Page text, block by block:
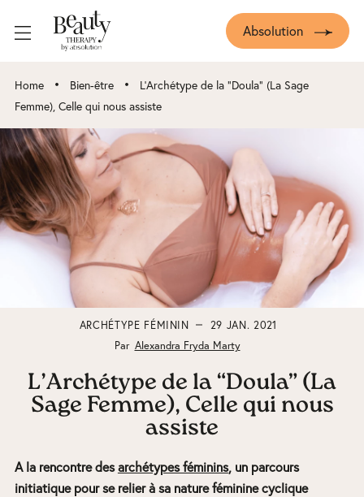
Absolution
Home • Bien-être •
L’Archétype de la “Doula” (La Sage
Femme), Celle qui nous assiste
ARCHÉTYPE FÉMININ
29 JAN. 2021
Par Alexandra Fryda Marty
L’Archétype de la “Doula” (La
Sage Femme), Celle qui nous
assiste
A la rencontre desarchétypes féminins, un parcours
initiatique pour se relier à sa nature féminine cyclique